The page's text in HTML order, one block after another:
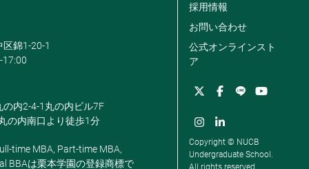
錦1-20-1
17:00
内2-4-1丸の内ビル7F
の内南口より徒歩1分
time MBA, Part-time MBA,
BBAは栗本学園の登録商標で
採用情報
お問い合わせ
公式オンラインスト
ア
Copyright © NUCB
Undergraduate School.
All rights reserved.